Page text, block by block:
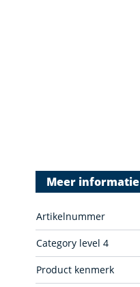
Meer informatie
Artikelnummer
Category level 4
Product kenmerk